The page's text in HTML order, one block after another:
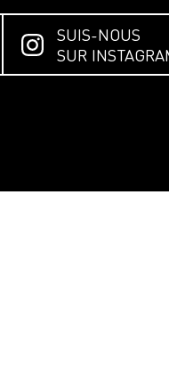
SUIS-NOUS
SUR